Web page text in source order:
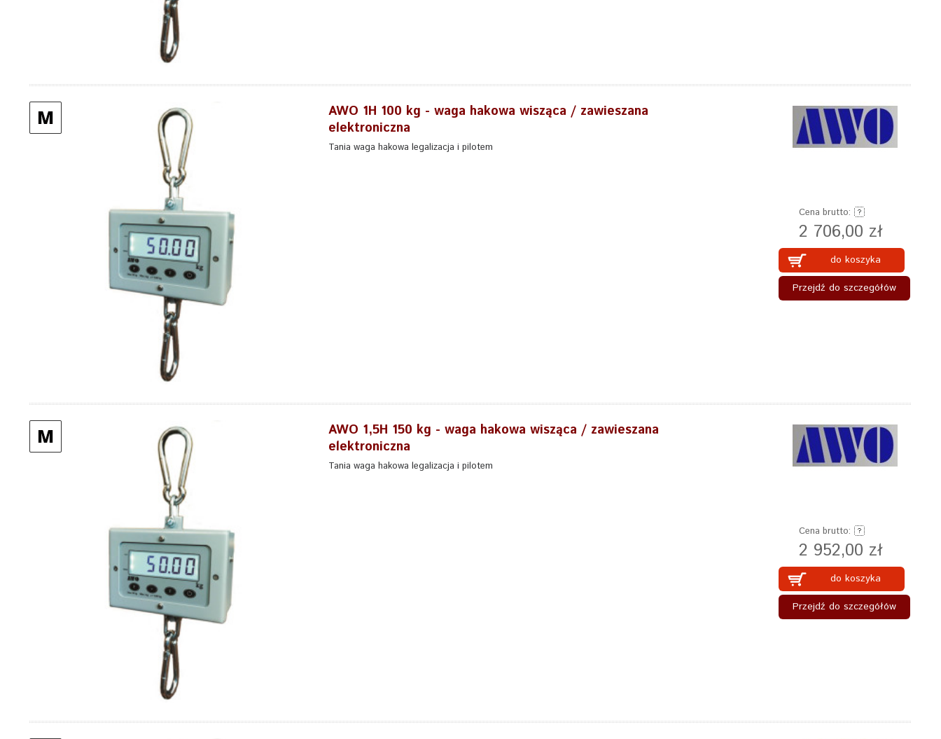
AWO 1H 100 kg - waga hakowa wisząca / zawieszana
elektroniczna
Tania waga hakowa legalizacja i pilotem
Cena brutto:
2 706,00 zł
do koszyka
Przejdź do szczegółów
AWO 1,5H 150 kg - waga hakowa wisząca / zawieszana
elektroniczna
Tania waga hakowa legalizacja i pilotem
Cena brutto:
2 952,00 zł
do koszyka
Przejdź do szczegółów